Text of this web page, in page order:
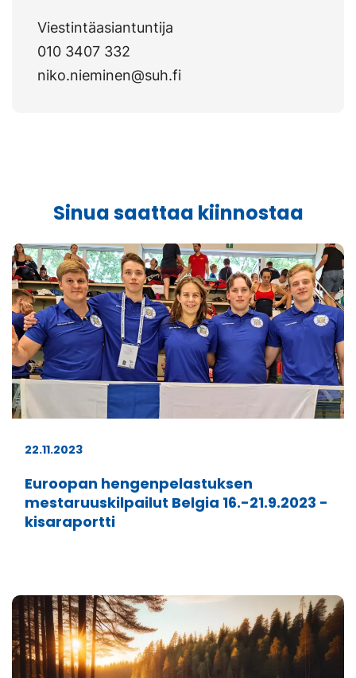
Viestintäasiantuntija
010 3407 332
niko.nieminen@suh.fi
Sinua saattaa kiinnostaa
22.11.2023
Euroopan hengenpelastuksen
mestaruuskilpailut Belgia 16.-21.9.2023 -
kisaraportti